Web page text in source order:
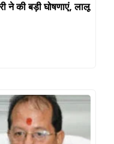
ने की बड़ी घोषणाएं, लालू